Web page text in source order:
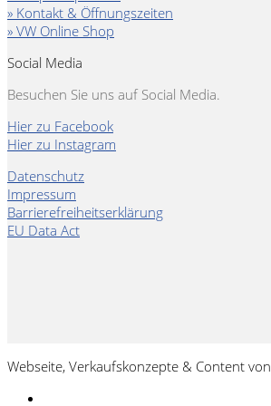
» Kontakt & Öffnungszeiten
» VW Online Shop
Social Media
Besuchen Sie uns auf Social Media.
Hier zu Facebook
Hier zu Instagram
Datenschutz
Impressum
Barrierefreiheitserklärung
EU Data Act
Webseite, Verkaufskonzepte & Content von